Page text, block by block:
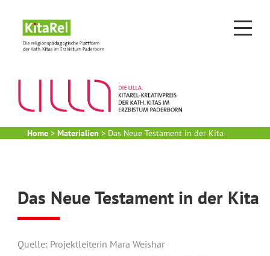
Home > Materialien > Das Neue Testament in der Kita
Das Neue Testament in der Kita
Quelle: Projektleiterin Mara Weishar